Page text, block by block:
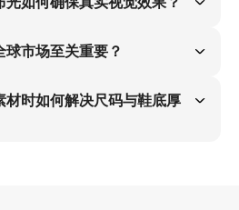
的人体工学特征，彻底消除视觉违和感，
市场至关重要？
，高效捕获高意向流量，成为平台皮鞋全
的标杆策略。
材时如何解决尺码与鞋底厚